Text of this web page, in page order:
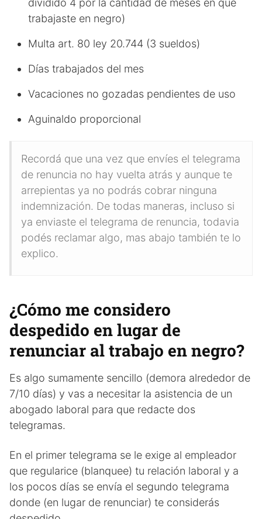
dividido 4 por la cantidad de meses en que
trabajaste en negro)
Multa art. 80 ley 20.744 (3 sueldos)
Días trabajados del mes
Vacaciones no gozadas pendientes de uso
Aguinaldo proporcional
Recordá que una vez que envíes el telegrama
de renuncia no hay vuelta atrás y aunque te
arrepientas ya no podrás cobrar ninguna
indemnización. De todas maneras, incluso si
ya enviaste el telegrama de renuncia, todavia
podés reclamar algo, mas abajo también te lo
explico.
¿Cómo me considero
despedido en lugar de
renunciar al trabajo en negro?
Es algo sumamente sencillo (demora alrededor de
7/10 días) y vas a necesitar la asistencia de un
abogado laboral para que redacte dos
telegramas.
En el primer telegrama se le exige al empleador
que regularice (blanquee) tu relación laboral y a
los pocos días se envía el segundo telegrama
donde (en lugar de renunciar) te considerás